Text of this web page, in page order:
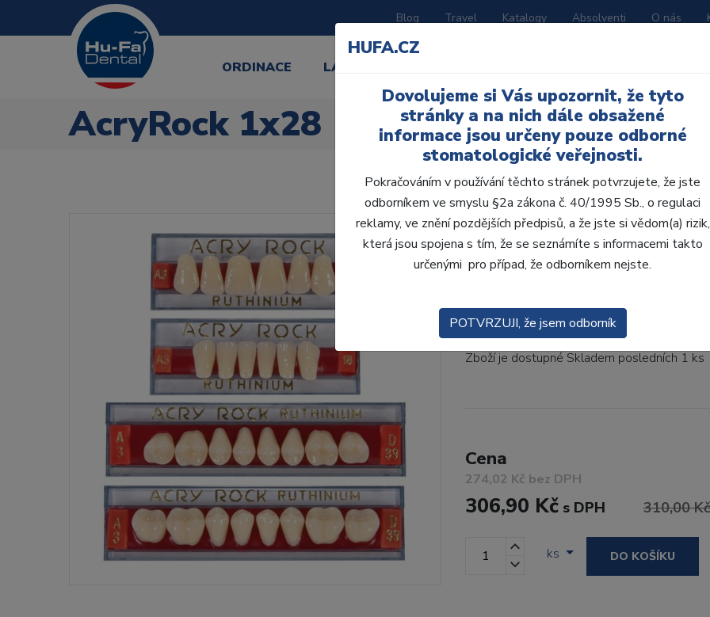
Blog Travel Katalogy Absolventi O nás
ORDINACE LABORATOŘ
AcryRock 1x28
AcryRock 1x28 S41-
• Dvouvrstvé velmi estetické pryskyřičné
zub.• Díky použití speciální pryskyřice
Kód produktu: 803381
Zboží je dostupné Skladem posledních 1 ks
Cena
274,02 Kč bez DPH
306,90 Kč s DPH 310,00 Kč
ks DO KOŠÍKU
HUFA.CZ
Dovolujeme si Vás upozornit, že tyto
stránky a na nich dále obsažené
informace jsou určeny pouze odborné
stomatologické veřejnosti.
Pokračováním v používání těchto stránek potvrzujete, že jste
odborníkem ve smyslu §2a zákona č. 40/1995 Sb., o regulaci
reklamy, ve znění pozdějších předpisů, a že jste si vědom(a) rizik,
která jsou spojena s tím, že se seznámíte s informacemi takto
určenými pro případ, že odborníkem nejste.
POTVRZUJI, že jsem odborník